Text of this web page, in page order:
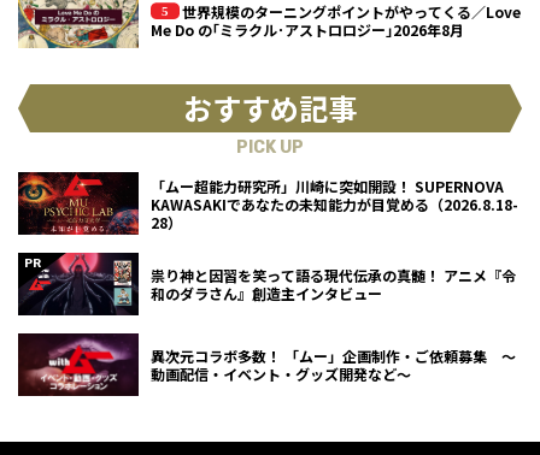
世界規模のターニングポイントがやってくる／Love
Me Do の｢ミラクル･アストロロジー｣2026年8月
おすすめ記事
PICK UP
「ムー超能力研究所」川崎に突如開設！ SUPERNOVA
KAWASAKIであなたの未知能力が目覚める（2026.8.18-
28）
祟り神と因習を笑って語る現代伝承の真髄！ アニメ『令
和のダラさん』創造主インタビュー
異次元コラボ多数！ 「ムー」企画制作・ご依頼募集 ～
動画配信・イベント・グッズ開発など～